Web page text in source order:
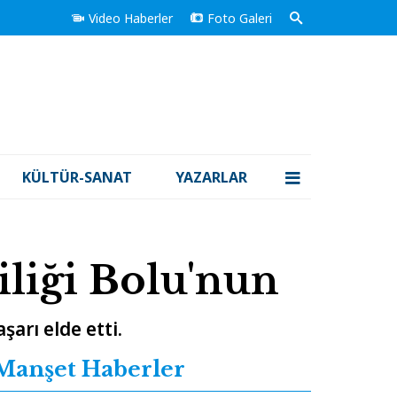
Video Haberler Foto Galeri
KÜLTÜR-SANAT YAZARLAR
Bolu'nun
elde etti.
Haberler